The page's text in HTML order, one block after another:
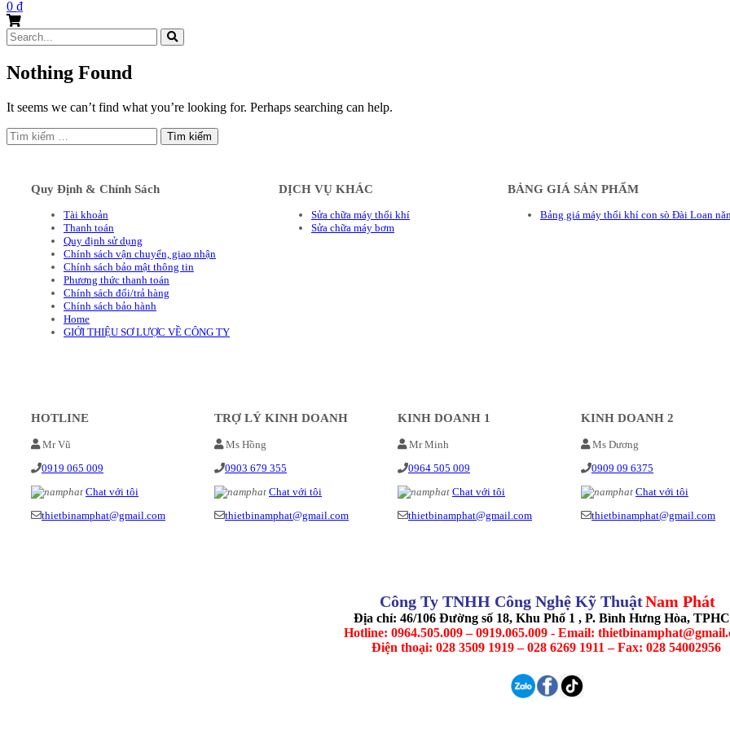
0 ₫
Search
for:
Nothing Found
It seems we can’t find what you’re looking for. Perhaps searching can help.
Tìm
kiếm
Quy Định & Chính Sách
Tài khoản
Thanh toán
Quy định sử dụng
Chính sách vận chuyển, giao nhận
Chính sách bảo mật thông tin
Phương thức thanh toán
Chính sách đổi/trả hàng
Chính sách bảo hành
Home
GIỚI THIỆU SƠ LƯỢC VỀ CÔNG TY
DỊCH VỤ KHÁC
Sửa chữa máy thổi khí
Sửa chữa máy bơm
BẢNG GIÁ SẢN PHẨM
Bảng giá máy thổi khí con sò Đài Loan
HOTLINE
Mr Vũ
0919 065 009
Chat với tôi
thietbinamphat@gmail.com
TRỢ LÝ KINH DOANH
Ms Hồng
0903 679 355
Chat với tôi
thietbinamphat@gmail.com
KINH DOANH 1
Mr Minh
0964 505 009
Chat với tôi
thietbinamphat@gmail.com
KINH DOANH 2
Ms Dương
0909 09 6375
Chat với tôi
thietbinamphat@gmail.com
Công Ty TNHH Công Nghệ Kỹ ThuậtNam Phát
Địa chỉ: 46/106 Đường số 18, Khu Phố 1 , P. Bình Hưng Hòa,
Hotline: 0964.505.009 – 0919.065.009 - Email:
Điện thoại: 028 3509 1919 – 028 6269 1911 – Fax: 028 54002956